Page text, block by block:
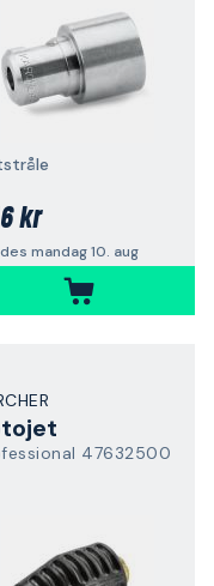
kr
mandag 10. aug
47632500